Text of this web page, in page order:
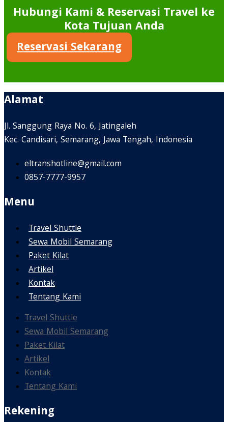
Hubungi Kami & Reservasi Travel ke
Kota Tujuan Anda
Reservasi Sekarang
Alamat
Jl. Sanggung Raya No. 6, Jatingaleh
Kec. Candisari, Semarang, Jawa Tengah, Indonesia
eltranshotline@gmail.com
0857-7777-9957
Menu
Travel Shuttle
Sewa Mobil Semarang
Paket Kilat
Artikel
Kontak
Tentang Kami
Travel Shuttle
Sewa Mobil Semarang
Paket Kilat
Artikel
Kontak
Tentang Kami
Rekening